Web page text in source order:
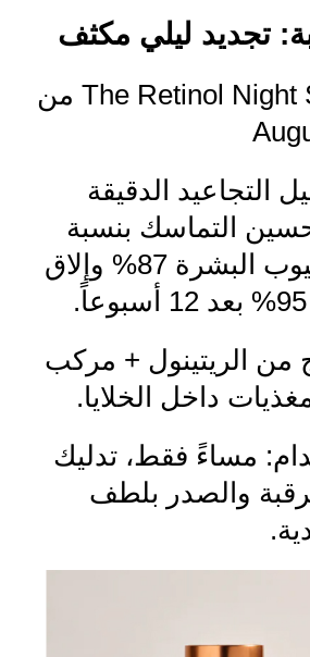
تجديد ليلي مكثف
المنتج: The Retinol Night Serum من
التجاعيد الدقيقة
تحسين التماسك بنسبة
54%، تقليل عيوب البشرة 87% وإلاق
الريتينول + مركب
مساءً فقط، تدليك
والصدر بلطف